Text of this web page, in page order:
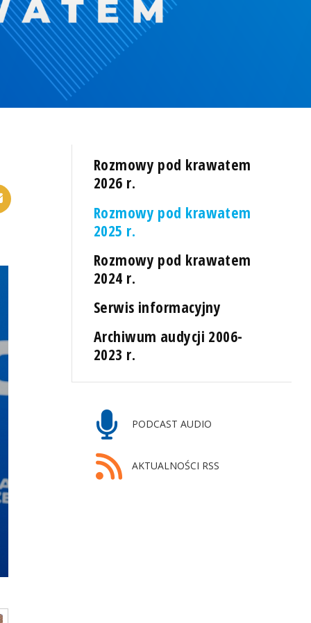
Rozmowy pod krawatem
2026 r.
Rozmowy pod krawatem
2025 r.
Rozmowy pod krawatem
2024 r.
Serwis informacyjny
Archiwum audycji 2006-
2023 r.
PODCAST AUDIO
AKTUALNOŚCI RSS